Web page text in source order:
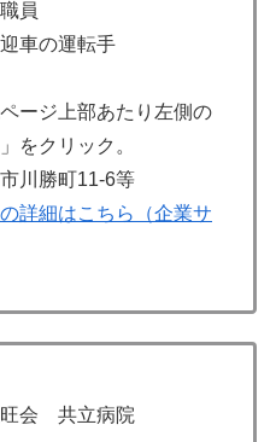
員
車の運転手
ージ上部あたり左側の
をクリック。
川勝町11-6等
詳細はこちら（企業サ
旺会 共立病院